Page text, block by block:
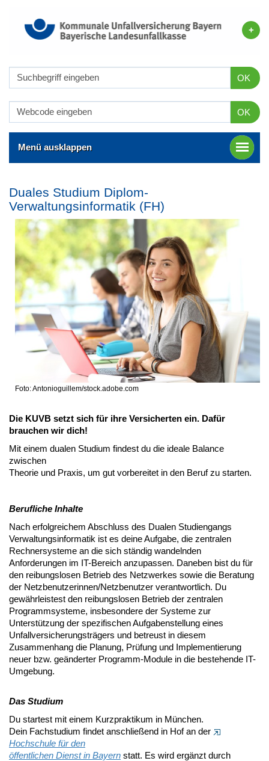
OK
OK
Menü ausklappen
Duales Studium Diplom-
Verwaltungsinformatik (FH)
Foto: Antonioguillem/stock.adobe.com
Die KUVB setzt sich für ihre Versicherten ein. Dafür
brauchen wir dich!
Mit einem dualen Studium findest du die ideale Balance
zwischen
Theorie und Praxis, um gut vorbereitet in den Beruf zu starten.
Berufliche Inhalte
Nach erfolgreichem Abschluss des Dualen Studiengangs
Verwaltungsinformatik ist es deine Aufgabe, die zentralen
Rechnersysteme an die sich ständig wandelnden
Anforderungen im IT-Bereich anzupassen. Daneben bist du für
den reibungslosen Betrieb des Netzwerkes sowie die Beratung
der Netzbenutzerinnen/Netzbenutzer verantwortlich. Du
gewährleistest den reibungslosen Betrieb der zentralen
Programmsysteme, insbesondere der Systeme zur
Unterstützung der spezifischen Aufgabenstellung eines
Unfallversicherungsträgers und betreust in diesem
Zusammenhang die Planung, Prüfung und Implementierung
neuer bzw. geänderter Programm-Module in die bestehende IT-
Umgebung.
Das Studium
Du startest mit einem Kurzpraktikum in München.
Dein Fachstudium findet anschließend in Hof an der
Hochschule für den
öffentlichen Dienst in Bayern statt. Es wird ergänzt durch